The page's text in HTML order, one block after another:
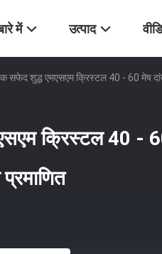
में उत्पाद
सफेद शुद्ध एमएसएम क्रिस्टल 40 - 60 मेष
क्रिस्टल 40 -